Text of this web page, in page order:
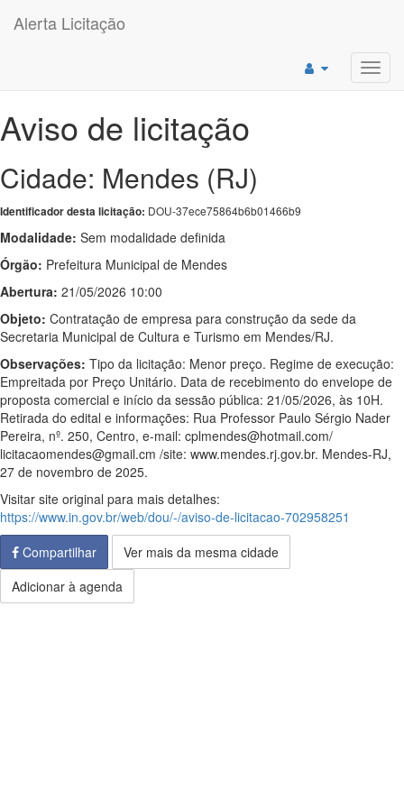
Alerta Licitação
Aviso de licitação
Cidade: Mendes (RJ)
Identificador desta licitação: DOU-37ece75864b6b01466b9
Modalidade: Sem modalidade definida
Órgão: Prefeitura Municipal de Mendes
Abertura: 21/05/2026 10:00
Objeto: Contratação de empresa para construção da sede da
Secretaria Municipal de Cultura e Turismo em Mendes/RJ.
Observações: Tipo da licitação: Menor preço. Regime de execução:
Empreitada por Preço Unitário. Data de recebimento do envelope de
proposta comercial e início da sessão pública: 21/05/2026, às 10H.
Retirada do edital e informações: Rua Professor Paulo Sérgio Nader
Pereira, nº. 250, Centro, e-mail: cplmendes@hotmail.com/
licitacaomendes@gmail.cm /site: www.mendes.rj.gov.br. Mendes-RJ,
27 de novembro de 2025.
Visitar site original para mais detalhes:
https://www.in.gov.br/web/dou/-/aviso-de-licitacao-702958251
Compartilhar
Ver mais da mesma cidade
Adicionar à agenda